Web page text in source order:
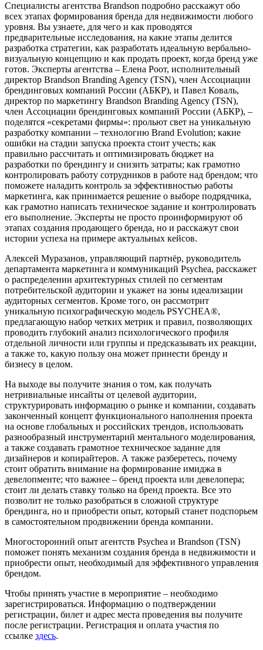
Специалисты агентства Brandson подробно расскажут обо
всех этапах формирования бренда для недвижимости любого
уровня. Вы узнаете, для чего и как проводятся
предварительные исследования, на какие этапы делится
разработка стратегии, как разработать идеальную вербально-
визуальную концепцию и как продать проект, когда бренд уже
готов. Эксперты агентства – Елена Роот, исполнительный
директор Brandson Branding Agency (TSN), член Ассоциации
брендинговых компаний России (АБКР), и Павел Коваль,
директор по маркетингу Brandson Branding Agency (TSN),
член Ассоциации брендинговых компаний России (АБКР), –
поделятся «секретами фирмы»: прольют свет на уникальную
разработку компании – технологию Brand Evolution; какие
ошибки на стадии запуска проекта стоит учесть; как
правильно рассчитать и оптимизировать бюджет на
разработки по брендингу и снизить затраты; как грамотно
контролировать работу сотрудников в работе над брендом; что
поможете наладить контроль за эффективностью работы
маркетинга, как принимается решение о выборе подрядчика,
как грамотно написать техническое задание и контролировать
его выполнение. Эксперты не просто проинформируют об
этапах создания продающего бренда, но и расскажут свои
истории успеха на примере актуальных кейсов.
Алексей Муразанов, управляющий партнёр, руководитель
департамента маркетинга и коммуникаций Psychea, расскажет
о распределении архитектурных стилей по сегментам
потребительской аудитории и укажет на зоны идеализации
аудиторных сегментов. Кроме того, он рассмотрит
уникальную психографическую модель PSYCHEA®,
предлагающую набор четких метрик и правил, позволяющих
проводить глубокий анализ психологического профиля
отдельной личности или группы и предсказывать их реакции,
а также то, какую пользу она может принести бренду и
бизнесу в целом.
На выходе вы получите знания о том, как получать
нетривиальные инсайты от целевой аудитории,
структурировать информацию о рынке и компании, создавать
законченный концепт функционального наполнения проекта
на основе глобальных и российских трендов, использовать
разнообразный инструментарий ментального моделирования,
а также создавать грамотное техническое задание для
дизайнеров и копирайтеров. А также разберетесь, почему
стоит обратить внимание на формирование имиджа в
девелопменте; что важнее – бренд проекта или девелопера;
стоит ли делать ставку только на бренд проекта. Все это
позволит не только разобраться в сложной структуре
брендинга, но и приобрести опыт, который станет подспорьем
в самостоятельном продвижении бренда компании.
Многосторонний опыт агентств Psychea и Brandson (TSN)
поможет понять механизм создания бренда в недвижимости и
приобрести опыт, необходимый для эффективного управления
брендом.
Чтобы принять участие в мероприятие – необходимо
зарегистрироваться. Информацию о подтверждении
регистрации, билет и адрес места проведения вы получите
после регистрации. Регистрация и оплата участия по
ссылке здесь.